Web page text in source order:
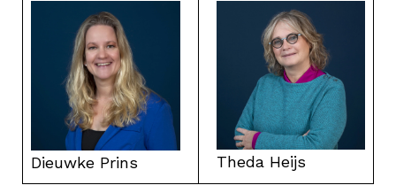
Dieuwke Prins Theda Heijs